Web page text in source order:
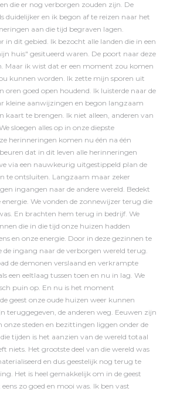
die er nog verborgen zouden zijn. De
duidelijker en ik begon af te reizen naar het
aan die tijd begraven lagen.
dit gebied. Ik bezocht alle landen die in een
huis" gesitueerd waren. De poort naar deze
Maar ik wist dat er een moment zou komen
kunnen worden. Ik zette mijn sporen uit
oren goed open houdend. Ik luisterde naar de
kleine aanwijzingen en begon langzaam
kaart te brengen. Ik niet alleen, anderen van
sloegen alles op in onze diepste
herinneringen komen nu één na één
dat in dit leven alle herinneringen
via een nauwkeurig uitgestippeld plan de
te ontsluiten. Langzaam maar zeker
ingangen naar de andere wereld. Bedekt
We vonden de zonnewijzer terug die
En brachten hem terug in bedrijf. We
die in die tijd onze huizen hadden
en onze energie. Door in deze gezinnen te
de ingang naar de verborgen wereld terug.
de demonen verslaand en verkrampte
een eeltlaag tussen toen en nu in lag. We
puin op. En nu is het moment
geest onze oude huizen weer kunnen
teruggegeven, de anderen weg. Eeuwen zijn
onze steden en bezittingen liggen onder de
tijden is het aanzien van de wereld totaal
niets. Het grootste deel van die wereld was
en dus geestelijk nog terug te
Het is heel gemakkelijk om in de geest
zo goed en mooi was. Ik ben vast